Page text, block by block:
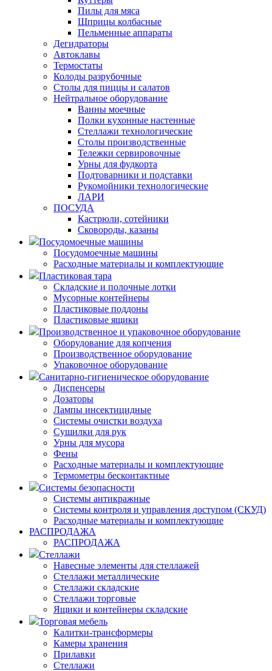
Пилы для мяса
Шприцы колбасные
Пельменные аппараты
Дегидраторы
Автоклавы
Термостаты
Колоды разрубочные
Столы для пиццы и салатов
Нейтральное оборудование
Ванны моечные
Полки кухонные настенные
Стеллажи технологические
Столы производственные
Тележки сервировочные
Урны для фудкорта
Подтоварники и подставки
Рукомойники технологические
ЛАРИ
ПОСУДА
Кастрюли, сотейники
Сковороды, казаны
Посудомоечные машины
Посудомоечные машины
Расходные материалы и комплектующие
Пластиковая тара
Складские и полочные лотки
Мусорные контейнеры
Пластиковые поддоны
Пластиковые ящики
Производственное и упаковочное оборудование
Оборудование для копчения
Производственное оборудование
Упаковочное оборудование
Санитарно-гигиеническое оборудование
Диспенсеры
Дозаторы
Лампы инсектицидные
Системы очистки воздуха
Сушилки для рук
Урны для мусора
Фены
Расходные материалы и комплектующие
Термометры бесконтактные
Системы безопасности
Системы антикражные
Системы контроля и управления доступом (СКУД)
Расходные материалы и комплектующие
РАСПРОДАЖА
РАСПРОДАЖА
Стеллажи
Навесные элементы для стеллажей
Стеллажи металлические
Стеллажи складские
Стеллажи торговые
Ящики и контейнеры складские
Торговая мебель
Калитки-трансформеры
Камеры хранения
Прилавки
Стеллажи